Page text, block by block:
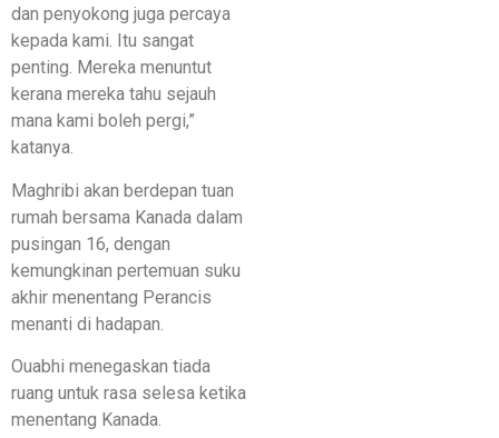
dan penyokong juga percaya
kepada kami. Itu sangat
penting. Mereka menuntut
kerana mereka tahu sejauh
mana kami boleh pergi,”
katanya.
Maghribi akan berdepan tuan
rumah bersama Kanada dalam
pusingan 16, dengan
kemungkinan pertemuan suku
akhir menentang Perancis
menanti di hadapan.
Ouabhi menegaskan tiada
ruang untuk rasa selesa ketika
menentang Kanada.